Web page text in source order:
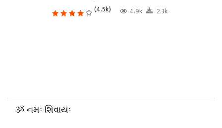
(4.5k) 4.9k 2.3k
ૐ નમઃ શિવાયઃ